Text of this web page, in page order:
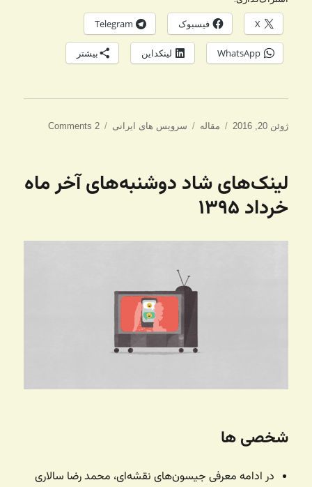
X فیسبوک Telegram
WhatsApp لینکداین بیشتر
ارسال
ژوئن 20, 2016 دسته‌ها
مقاله برچسب‌ها
سرویس های ایرانی 2 Comments
لینک‌های شاد دوشنبه‌های آخر ماه
خرداد ۱۳۹۵
شخصی ها
در ادامه معرفی جیسون‌های نقشه‌ای، محمد رضا سالاری